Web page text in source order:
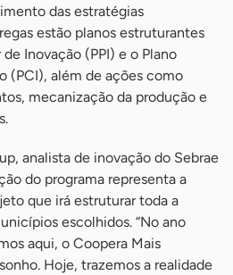
das estratégias
estão planos estruturantes
Inovação (PPI) e o Plano
(PCI), além de ações como
mecanização da produção e
analista de inovação do Sebrae
do programa representa a
que irá estruturar toda a
escolhidos. “No ano
aqui, o Coopera Mais
Hoje, trazemos a realidade